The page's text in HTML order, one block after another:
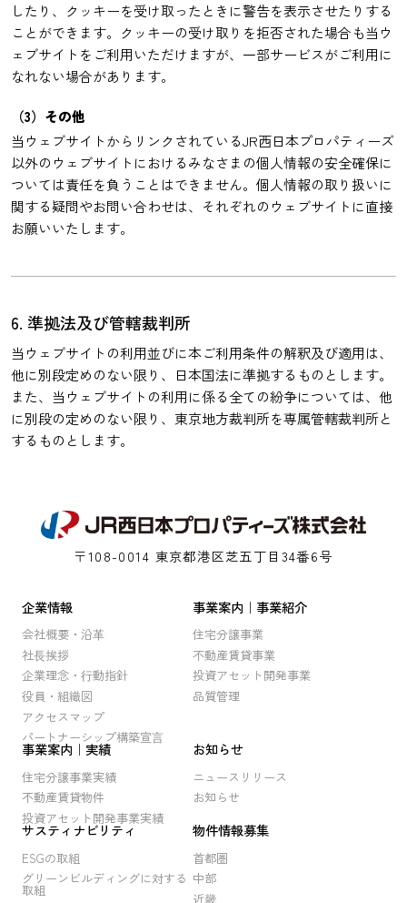
したり、クッキーを受け取ったときに警告を表示させたりする
ことができます。クッキーの受け取りを拒否された場合も当ウ
ェブサイトをご利用いただけますが、一部サービスがご利用に
なれない場合があります。
（3）その他
当ウェブサイトからリンクされているJR西日本プロパティーズ
以外のウェブサイトにおけるみなさまの個人情報の安全確保に
ついては責任を負うことはできません。個人情報の取り扱いに
関する疑問やお問い合わせは、それぞれのウェブサイトに直接
お願いいたします。
6. 準拠法及び管轄裁判所
当ウェブサイトの利用並びに本ご利用条件の解釈及び適用は、
他に別段定めのない限り、日本国法に準拠するものとします。
また、当ウェブサイトの利用に係る全ての紛争については、他
に別段の定めのない限り、東京地方裁判所を専属管轄裁判所と
するものとします。
〒108-0014 東京都港区芝五丁目34番6号
企業情報
会社概要・沿⾰
社⻑挨拶
企業理念・⾏動指針
役員・組織図
アクセスマップ
パートナーシップ構築宣⾔
事業案内｜事業紹介
住宅分譲事業
不動産賃貸事業
投資アセット開発事業
品質管理
事業案内｜実績
住宅分譲事業実績
不動産賃貸物件
投資アセット開発事業実績
お知らせ
ニュースリリース
お知らせ
サスティナビリティ
ESGの取組
グリーンビルディングに対する
取組
物件情報募集
首都圏
中部
近畿